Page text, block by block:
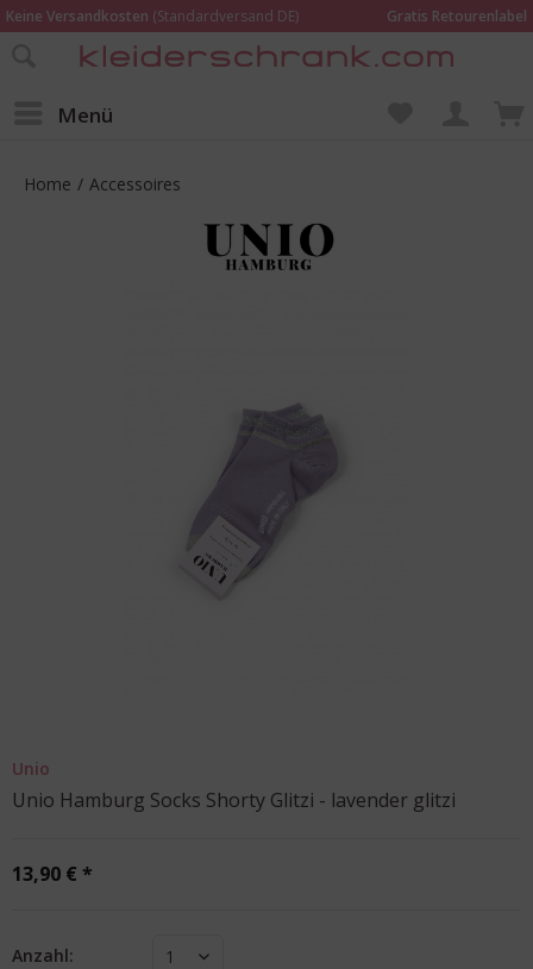
Keine Versandkosten (Standardversand DE)
Gratis Retourenlabel
Online bestellen – im Geschäft in Kempen anprobieren und beraten lassen
Menü
Home / Accessoires
Unio
Unio Hamburg Socks Shorty Glitzi - lavender glitzi
13,90 € *
Anzahl: 1